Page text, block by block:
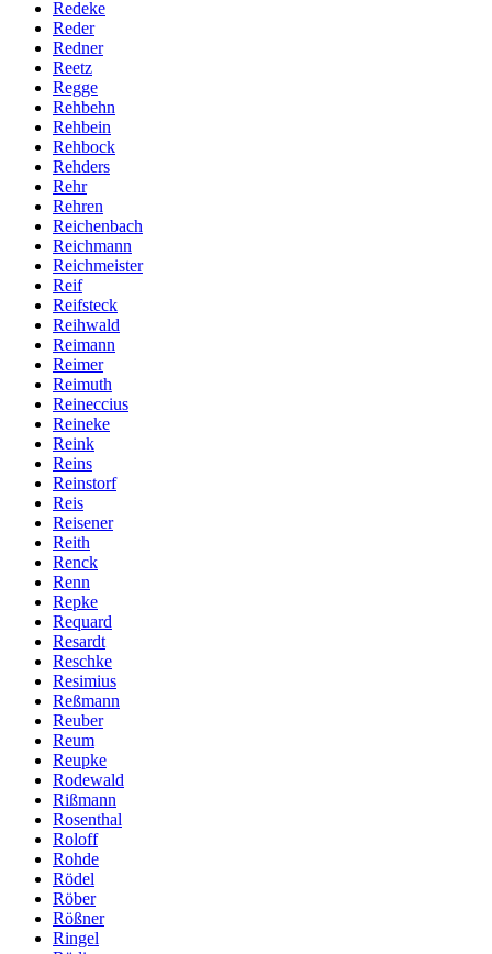
Redeke
Reder
Redner
Reetz
Regge
Rehbehn
Rehbein
Rehbock
Rehders
Rehr
Rehren
Reichenbach
Reichmann
Reichmeister
Reif
Reifsteck
Reihwald
Reimann
Reimer
Reimuth
Reineccius
Reineke
Reink
Reins
Reinstorf
Reis
Reisener
Reith
Renck
Renn
Repke
Requard
Resardt
Reschke
Resimius
Reßmann
Reuber
Reum
Reupke
Rodewald
Rißmann
Rosenthal
Roloff
Rohde
Rödel
Röber
Rößner
Ringel